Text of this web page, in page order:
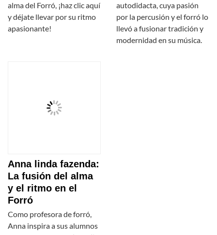
alma del Forró, ¡haz clic aquí
y déjate llevar por su ritmo
apasionante!
autodidacta, cuya pasión
por la percusión y el forró lo
llevó a fusionar tradición y
modernidad en su música.
Anna linda fazenda:
La fusión del alma
y el ritmo en el
Forró
Como profesora de forró,
Anna inspira a sus alumnos